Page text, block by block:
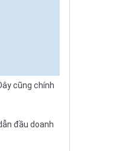
cũng chính
đầu doanh